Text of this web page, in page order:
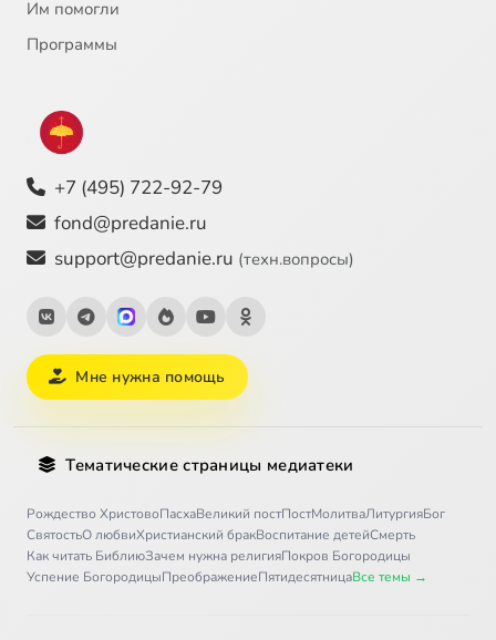
Им помогли
Программы
+7 (495) 722-92-79
fond@predanie.ru
support@predanie.ru (техн.вопросы)
Мне нужна помощь
Тематические страницы медиатеки
Рождество ХристовоПасхаВеликий постПостМолитваЛитургияБог
СвятостьО любвиХристианский бракВоспитание детейСмерть
Как читать БиблиюЗачем нужна религияПокров Богородицы
Успение БогородицыПреображениеПятидесятницаВсе темы →